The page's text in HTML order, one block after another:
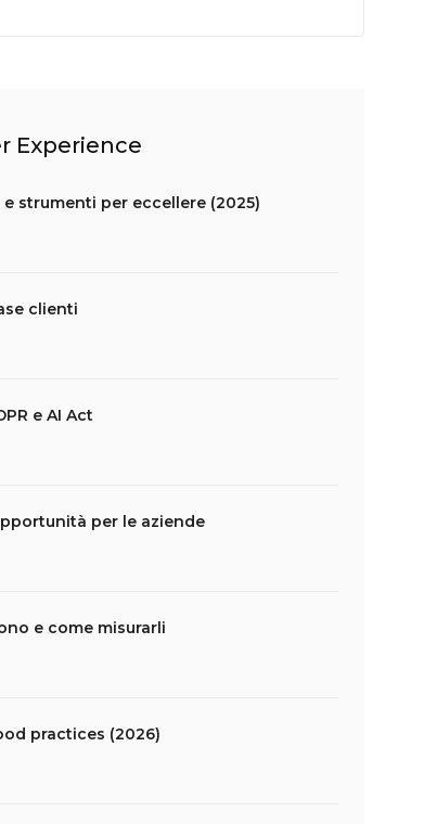
Experience
strumenti per eccellere (2025)
clienti
e AI Act
per le aziende
e come misurarli
practices (2026)